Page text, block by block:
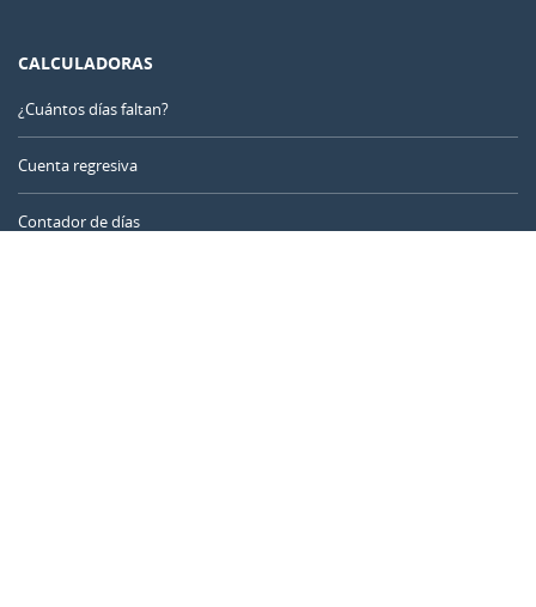
CALCULADORAS
¿Cuántos días faltan?
Cuenta regresiva
Contador de días